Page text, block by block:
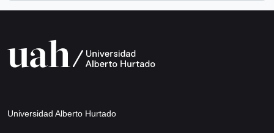
Universidad Alberto Hurtado